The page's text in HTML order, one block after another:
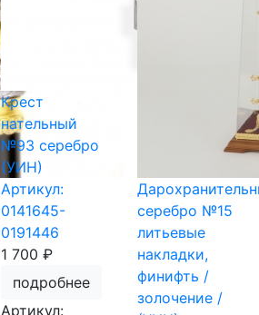
Крест
нательный
№93 серебро
(УИН)
Артикул:
0141645-
0191446
1 700 ₽
подробнее
Артикул:
серебро №15
литьевые
накладки,
финифть /
золочение /